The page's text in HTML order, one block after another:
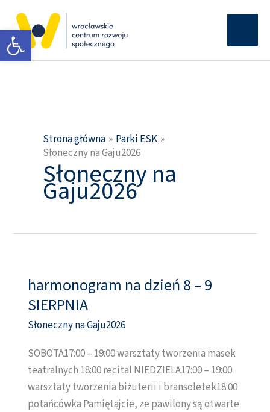
Otwórz pasek narzędzi
treści
Strona główna
Parki ESK
Słoneczny na Gaju2026
Słoneczny na
Gaju2026
harmonogram na dzień 8 – 9
SIERPNIA
Słoneczny na Gaju2026
SOBOTA17:00 – 19:00 warsztaty tworzenia masek
teatralnych 18:00 recital NIEDZIELA17:00 – 19:00
warsztaty tworzenia biżuterii i bransoletek18:00
potańcówka Pamiętajcie, ze pawilony są otwarte
harmonogram
na
dzień
–
9
SIERPNIA